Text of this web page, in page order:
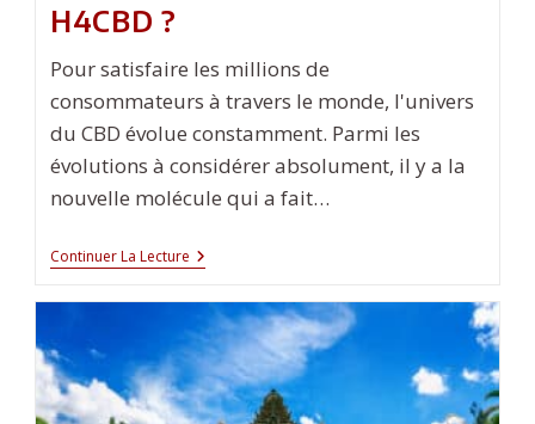
H4CBD ?
Pour satisfaire les millions de
consommateurs à travers le monde, l'univers
du CBD évolue constamment. Parmi les
évolutions à considérer absolument, il y a la
nouvelle molécule qui a fait…
Continuer La Lecture Quels
Sont
Bienfaits
Révolutionnaires
Du
H4CBD
?